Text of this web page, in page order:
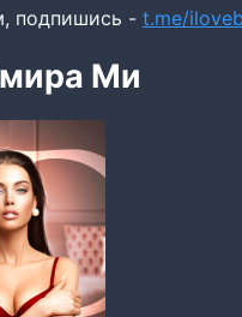
подпишись - t.me/
Ми